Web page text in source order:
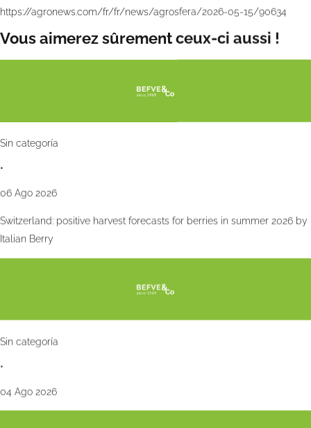
https://agronews.com/fr/fr/news/agrosfera/2026-05-15/90634
Vous aimerez sûrement ceux-ci aussi !
Sin categoría
•
06 Ago 2026
Switzerland: positive harvest forecasts for berries in summer 2026 by
Italian Berry
Sin categoría
•
04 Ago 2026